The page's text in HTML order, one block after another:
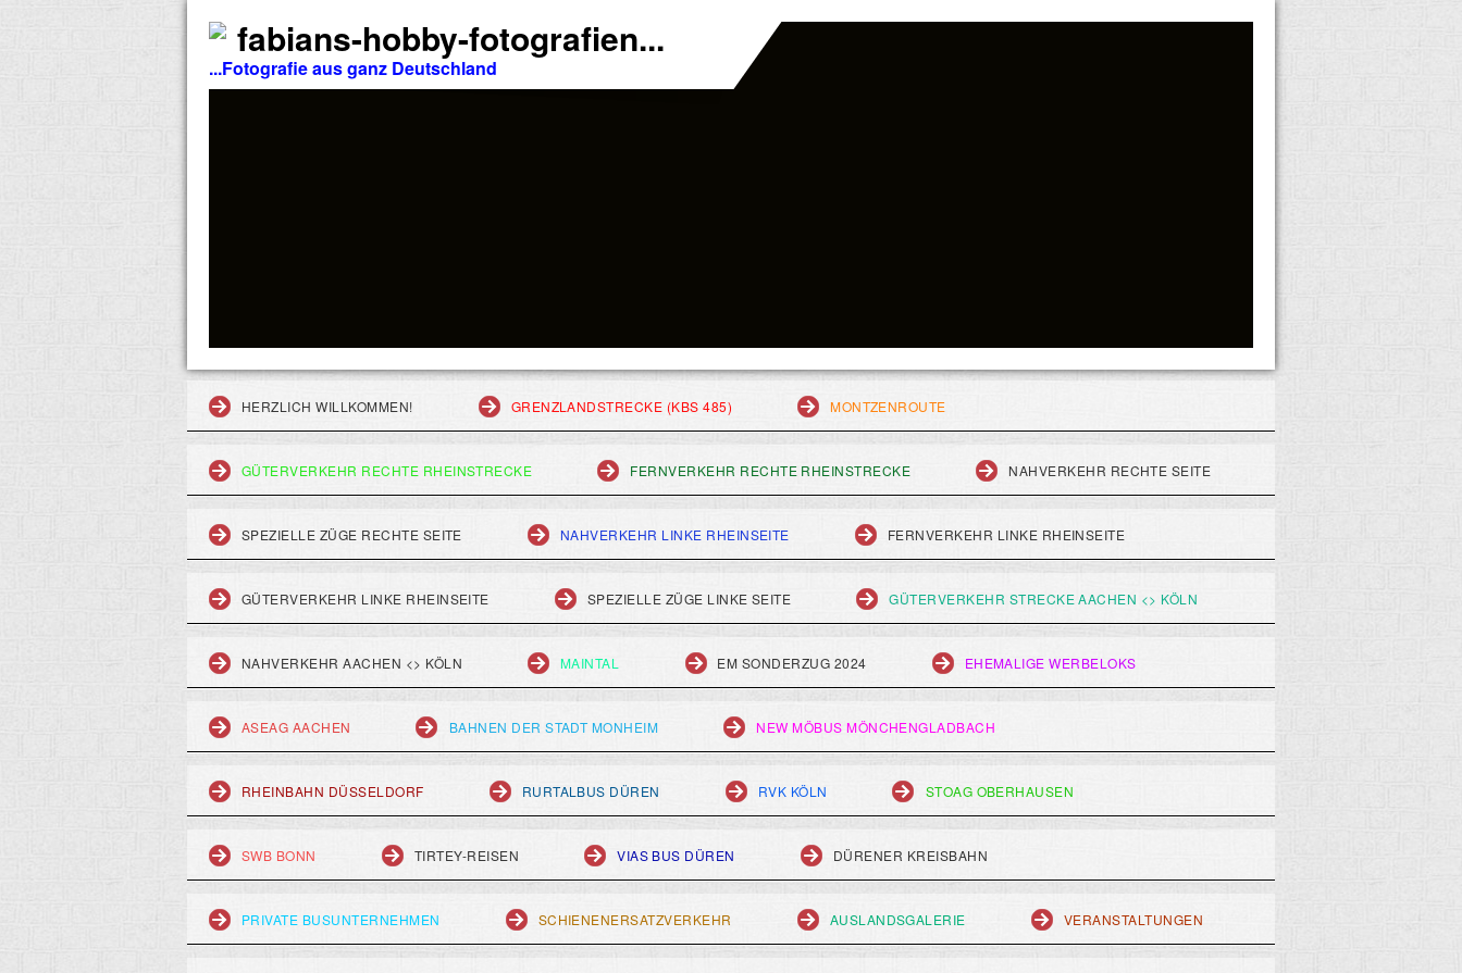
fabians-hobby-fotografien...
...Fotografie aus ganz Deutschland
HERZLICH WILLKOMMEN! GRENZLANDSTRECKE (KBS 485) MONTZENROUTE
GÜTERVERKEHR RECHTE RHEINSTRECKE FERNVERKEHR RECHTE RHEINSTRECKE NAHVERKEHR RECHTE SEITE
SPEZIELLE ZÜGE RECHTE SEITE NAHVERKEHR LINKE RHEINSEITE FERNVERKEHR LINKE RHEINSEITE
GÜTERVERKEHR LINKE RHEINSEITE SPEZIELLE ZÜGE LINKE SEITE GÜTERVERKEHR STRECKE AACHEN <> KÖLN
NAHVERKEHR AACHEN <> KÖLN MAINTAL EM SONDERZUG 2024 EHEMALIGE WERBELOKS
ASEAG AACHEN BAHNEN DER STADT MONHEIM NEW MÖBUS MÖNCHENGLADBACH
RHEINBAHN DÜSSELDORF RURTALBUS DÜREN RVK KÖLN STOAG OBERHAUSEN
SWB BONN TIRTEY-REISEN VIAS BUS DÜREN DÜRENER KREISBAHN
PRIVATE BUSUNTERNEHMEN SCHIENENERSATZVERKEHR AUSLANDSGALERIE VERANSTALTUNGEN